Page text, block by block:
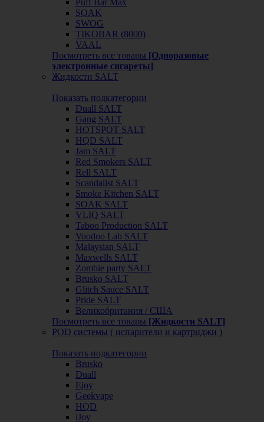
SOAK
SWOG
TIKOBAR (8000)
VAAL
Посмотреть все товары [Одноразовые
электронные сигареты]
Жидкости SALT
Показать подкатегории
Duall SALT
Gang SALT
HOTSPOT SALT
HQD SALT
Jam SALT
Red Smokers SALT
Rell SALT
Scandalist SALT
Smoke Kitchen SALT
SOAK SALT
VLIQ SALT
Taboo Production SALT
Voodoo Lab SALT
Malaysian SALT
Maxwells SALT
Zombie party SALT
Brusko SALT
Glitch Sauce SALT
Pride SALT
Великобритания / США
Посмотреть все товары [Жидкости SALT]
POD системы ( испарители и картриджи )
Показать подкатегории
Brusko
Duall
Ejoy
Geekvape
HQD
iJoy